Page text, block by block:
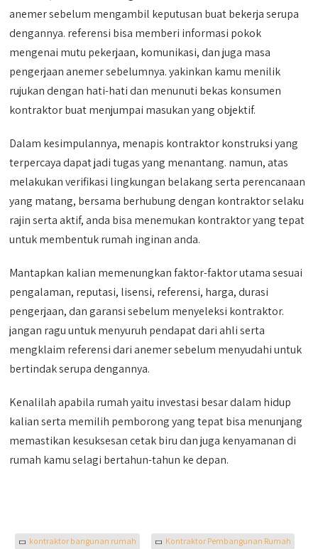
anemer sebelum mengambil keputusan buat bekerja serupa
dengannya. referensi bisa memberi informasi pokok
mengenai mutu pekerjaan, komunikasi, dan juga masa
pengerjaan anemer sebelumnya. yakinkan kamu menilik
rujukan dengan hati-hati dan menunuti bekas konsumen
kontraktor buat menjumpai masukan yang objektif.
Dalam kesimpulannya, menapis kontraktor konstruksi yang
terpercaya dapat jadi tugas yang menantang. namun, atas
melakukan verifikasi lingkungan belakang serta perencanaan
yang matang, bersama berhubung dengan kontraktor selaku
rajin serta aktif, anda bisa menemukan kontraktor yang tepat
untuk membentuk rumah inginan anda.
Mantapkan kalian memenungkan faktor-faktor utama sesuai
pengalaman, reputasi, lisensi, referensi, harga, durasi
pengerjaan, dan garansi sebelum menyeleksi kontraktor.
jangan ragu untuk menyuruh pendapat dari ahli serta
mengklaim referensi dari anemer sebelum menyudahi untuk
bertindak serupa dengannya.
Kenalilah apabila rumah yaitu investasi besar dalam hidup
kalian serta memilih pemborong yang tepat bisa menunjang
memastikan kesuksesan cetak biru dan juga kenyamanan di
rumah kamu selagi bertahun-tahun ke depan.
kontraktor bangunan rumah Kontraktor Pembangunan Rumah